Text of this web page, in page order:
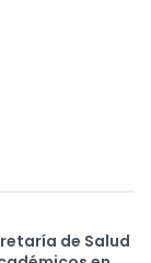
de Salud